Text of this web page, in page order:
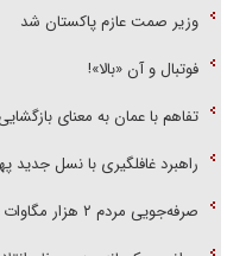
وزیر صمت عازم پاکستان شد
فوتبال و آن «بالا»!
تفاهم با عمان به معنای
راهبرد غافلگیری با نسل جدید
صرفه‌جویی مردم ۲ هزار مگاوات برق تولید کرد